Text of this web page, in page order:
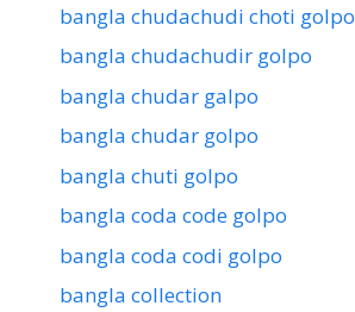
bangla chudachudi choti golpo
bangla chudachudir golpo
bangla chudar galpo
bangla chudar golpo
bangla chuti golpo
bangla coda code golpo
bangla coda codi golpo
bangla collection